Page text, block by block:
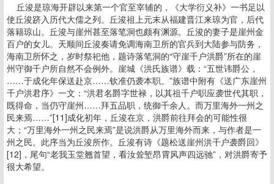
丘浚是琼海开辟以来第一个官至宰辅的，《大学衍义补》一书足以
使丘浚跻入历代大儒之列。丘浚祖上元末从福建晋江来琼为官，后代
落籍琼山。丘浚与崖州甚至落笔洞也颇有渊源。丘浚的妻子是崖州金
百户的女儿。天顺间丘浚奏请免调海南卫所的官兵到大陆参与防务，
海南卫所怀之，岁时祭祀他，题诗落笔洞的“守崖千户洪爵”所在的崖
州守御千户所自然不会例外。崖城《洪氏族谱》载：“五世讳爵公，
……于成化年保送赴京……钦准仍袭本职。”族谱中附有《送广东崖州
千户洪君序》一文：“洪君名爵字世禄，以其祖千户职应袭世代其职，
既得命，当仍守崖州……拜五品职，统御千余人。而万里海外一州之
民来焉……”[11]成化初年，丘浚在京，洪爵前往拜会的可能性很
大；“万里海外一州之民来焉”是说洪爵从万里海外而来，与作者是一
州之民。此序当为丘浚所作。丘浚有诗《题松送崖州洪千户袭爵回》
[12]，尾句“老我玉堂翘首望，看汝耸堑昂霄风声四远驰”，对洪爵寄予
很大希望。